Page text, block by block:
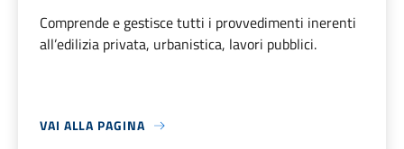
Comprende e gestisce tutti i provvedimenti inerenti
all’edilizia privata, urbanistica, lavori pubblici.
VAI ALLA PAGINA